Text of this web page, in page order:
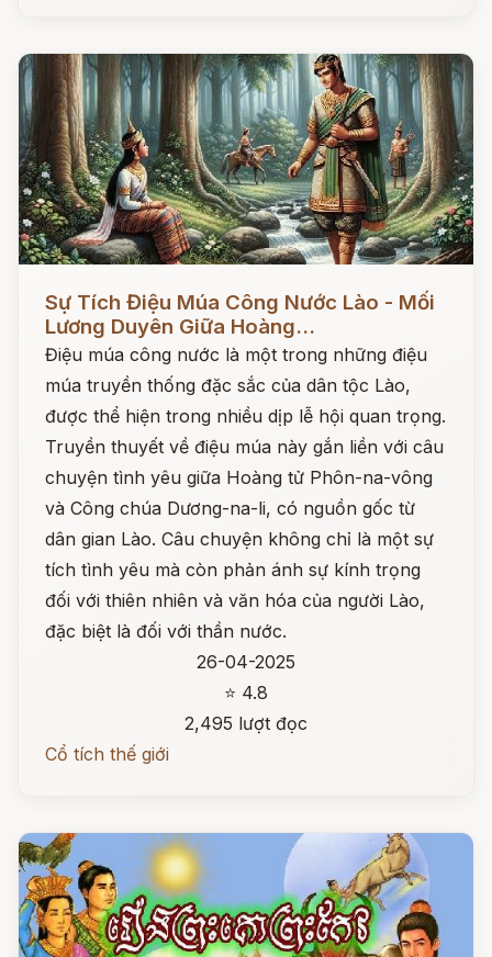
Sự Tích Điệu Múa Công Nước Lào - Mối
Lương Duyên Giữa Hoàng...
Điệu múa công nước là một trong những điệu
múa truyền thống đặc sắc của dân tộc Lào,
được thể hiện trong nhiều dịp lễ hội quan trọng.
Truyền thuyết về điệu múa này gắn liền với câu
chuyện tình yêu giữa Hoàng tử Phôn-na-vông
và Công chúa Dương-na-li, có nguồn gốc từ
dân gian Lào. Câu chuyện không chỉ là một sự
tích tình yêu mà còn phản ánh sự kính trọng
đối với thiên nhiên và văn hóa của người Lào,
đặc biệt là đối với thần nước.
26-04-2025
⭐ 4.8
2,495 lượt đọc
Cổ tích thế giới